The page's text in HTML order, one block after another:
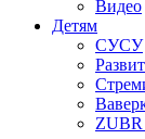
Видео
Детям
СУСУ